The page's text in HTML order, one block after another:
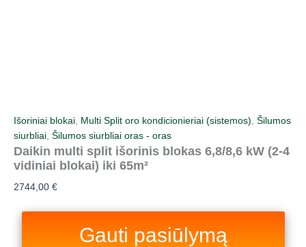
Išoriniai blokai, Multi Split oro kondicionieriai (sistemos), Šilumos
siurbliai, Šilumos siurbliai oras - oras
Daikin multi split išorinis blokas 6,8/8,6 kW (2-4
vidiniai blokai) iki 65m²
2744,00 €
Gauti pasiūlymą